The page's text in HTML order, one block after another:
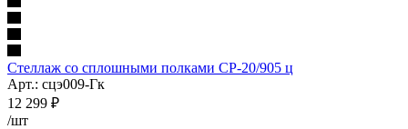
Стеллаж со сплошными полками СР-20/905 ц
Арт.: сцэ009-Гк
12 299 ₽
/шт